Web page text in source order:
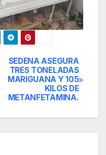
SEDENA ASEGURA
TRES TONELADAS
MARIGUANA Y 105
KILOS DE
METANFETAMINA.